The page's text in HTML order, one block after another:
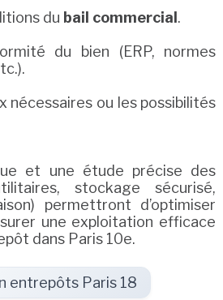
du bail commercial.
du bien (ERP, normes
nécessaires ou les possibilités
et une étude précise des
stockage sécurisé,
permettront d’optimiser
une exploitation efficace
dans Paris 10e.
entrepôts Paris 18